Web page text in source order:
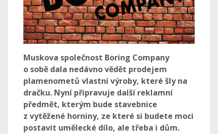
Muskova společnost Boring Company
o sobě dala nedávno vědět prodejem
plamenometů vlastní výroby, které šly na
dračku. Nyní připravuje další reklamní
předmět, kterým bude stavebnice
z vytěžené horniny, ze které si budete moci
postavit umělecké dílo, ale třeba i dům.